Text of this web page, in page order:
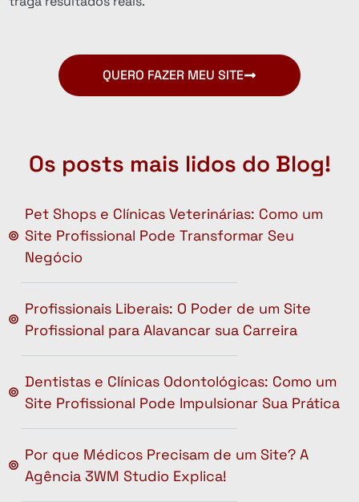
QUERO FAZER MEU SITE
Os posts mais lidos do Blog!
Pet Shops e Clínicas Veterinárias: Como um
Site Profissional Pode Transformar Seu
Negócio
Profissionais Liberais: O Poder de um Site
Profissional para Alavancar sua Carreira
Dentistas e Clínicas Odontológicas: Como um
Site Profissional Pode Impulsionar Sua Prática
Por que Médicos Precisam de um Site? A
Agência 3WM Studio Explica!